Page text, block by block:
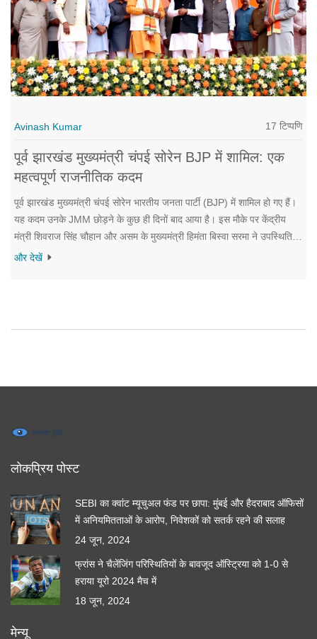
Avinash Kumar 17 टिप्पणि
पूर्व झारखंड मुख्यमंत्री चंपई सोरेन BJP में शामिल: एक
महत्वपूर्ण राजनीतिक कदम
पूर्व झारखंड मुख्यमंत्री चंपई सोरेन भारतीय जनता पार्टी (BJP) में शामिल हो गए हैं।
यह कदम उनके JMM छोड़ने के कुछ ही दिनों बाद आया है। इस मौके पर केंद्रीय
मंत्री शिवराज सिंह चौहान और असम के मुख्यमंत्री हिमंता बिस्वा सरमा ने उपस्थिति
दर्ज कराई। विधानसभा चुनाव से पहले यह राजनीतिक परिवर्तन बहुत महत्वपूर्ण माना
और देखें
लोकप्रिय पोस्ट
SEBI का क्वांट म्यूचुअल फंड पर छापा: मुंबई और हैदराबाद ऑफिसों
में अनियमितताओं के आरोप, निवेशकों को सतर्क रहने की सलाह
24 जून, 2024
फ्रांस ने चैलेंजिंग परिस्थितियों के बावजूद ऑस्ट्रिया को 1-0 से
हराया यूरो 2024 मैच में
18 जून, 2024
मेन्यू